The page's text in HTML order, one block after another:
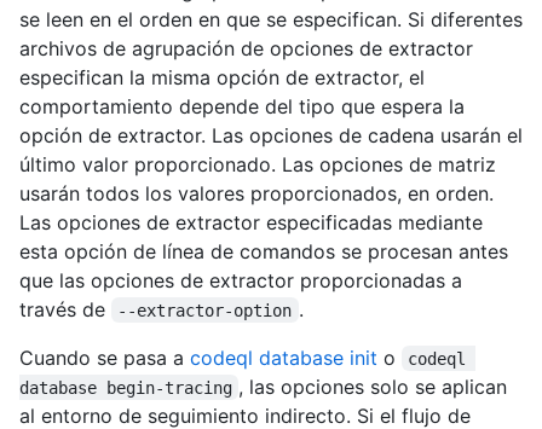
se leen en el orden en que se especifican. Si diferentes
archivos de agrupación de opciones de extractor
especifican la misma opción de extractor, el
comportamiento depende del tipo que espera la
opción de extractor. Las opciones de cadena usarán el
último valor proporcionado. Las opciones de matriz
usarán todos los valores proporcionados, en orden.
Las opciones de extractor especificadas mediante
esta opción de línea de comandos se procesan antes
que las opciones de extractor proporcionadas a
través de
--extractor-option .
Cuando se pasa a codeql database init o
codeql
database begin-tracing , las opciones solo se aplican
al entorno de seguimiento indirecto. Si el flujo de